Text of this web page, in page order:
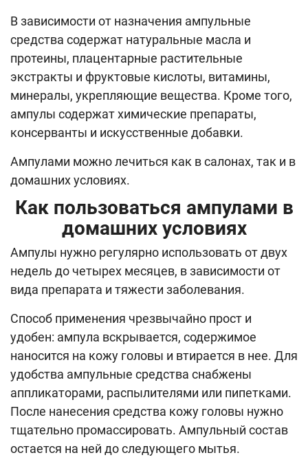
В зависимости от назначения ампульные
средства содержат натуральные масла и
протеины, плацентарные растительные
экстракты и фруктовые кислоты, витамины,
минералы, укрепляющие вещества. Кроме того,
ампулы содержат химические препараты,
консерванты и искусственные добавки.
Ампулами можно лечиться как в салонах, так и в
домашних условиях.
Как пользоваться ампулами в
домашних условиях
Ампулы нужно регулярно использовать от двух
недель до четырех месяцев, в зависимости от
вида препарата и тяжести заболевания.
Способ применения чрезвычайно прост и
удобен: ампула вскрывается, содержимое
наносится на кожу головы и втирается в нее. Для
удобства ампульные средства снабжены
аппликаторами, распылителями или пипетками.
После нанесения средства кожу головы нужно
тщательно промассировать. Ампульный состав
остается на ней до следующего мытья.